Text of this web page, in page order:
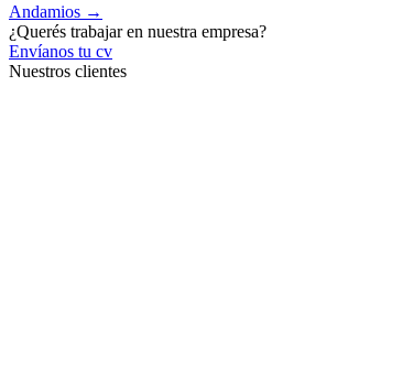
Andamios →
¿Querés trabajar en nuestra empresa?
Envíanos tu cv
Nuestros clientes